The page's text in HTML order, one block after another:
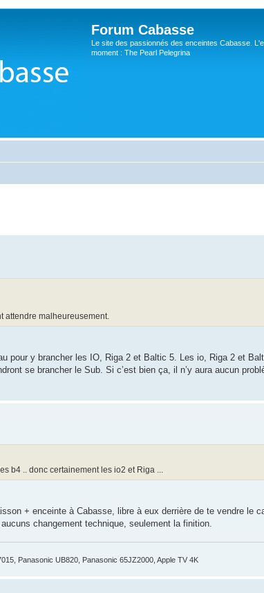
Forum Cabasse
Le site des passionnés des enceintes Cabasse.
moment : The Pearl Pelegrina
attendre malheureusement.
pour y brancher les IO, Riga 2 et Baltic 5. Les io, Riga 2 et
se brancher le Sub. Si c’est bien ça, il n’y aura aucun
b4 .. donc certainement les io2 et Riga ...
+ enceinte à Cabasse, libre à eux derrière de te vendre le
changement technique, seulement la finition.
Panasonic UB820, Panasonic 65JZ2000, Apple TV 4K